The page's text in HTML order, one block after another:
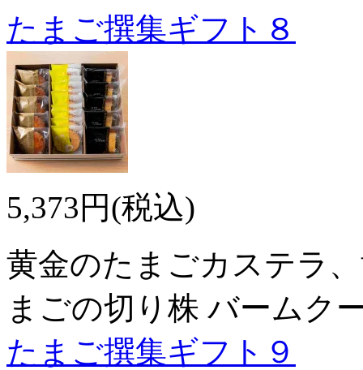
たまご撰集ギフト８
5,373円(税込)
黄金のたまごカステラ
まごの切り株 バームク
たまご撰集ギフト９